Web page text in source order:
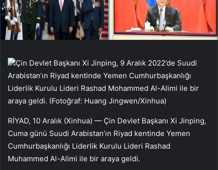
Çin Devlet Başkanı Xi Jinping, 9 Aralık 2022’de Suudi
Arabistan’ın Riyad kentinde Yemen Cumhurbaşkanlığı
Liderlik Kurulu Lideri Rashad Mohammed Al-Alimi ile bir
araya geldi. (Fotoğraf: Huang Jingwen/Xinhua)
RİYAD, 10 Aralık (Xinhua) — Çin Devlet Başkanı Xi Jinping,
Cuma günü Suudi Arabistan’ın Riyad kentinde Yemen
Cumhurbaşkanlığı Liderlik Kurulu Lideri Rashad
Muhammed Al-Alimi ile bir araya geldi.